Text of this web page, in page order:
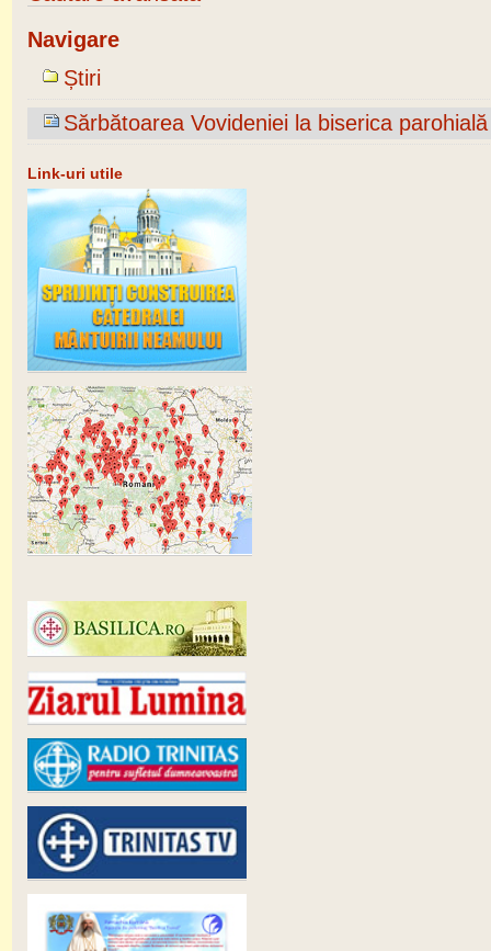
Navigare
Știri
Sărbătoarea Vovideniei la biserica
Link-uri utile